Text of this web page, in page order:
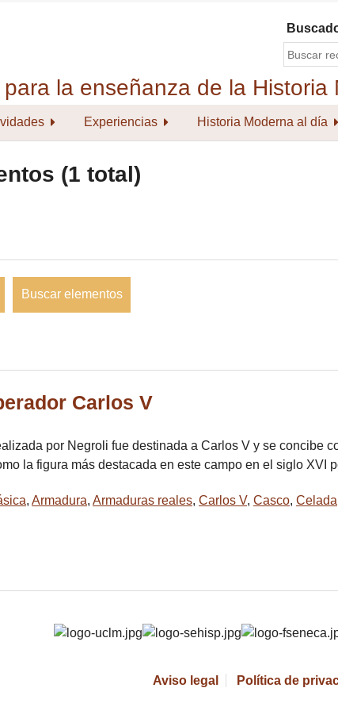
Experiencias Historia Moderna al día
(1 total)
Buscar elementos
Carlos V
por Negroli fue destinada a Carlos V y se concibe
la figura más destacada en este campo en el siglo XVI
, Armadura, Armaduras reales, Carlos V, Casco, Celada
Aviso legal Política de